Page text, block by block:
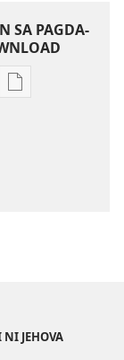
SA PAGDA-
Opsiyon
NI JEHOVA